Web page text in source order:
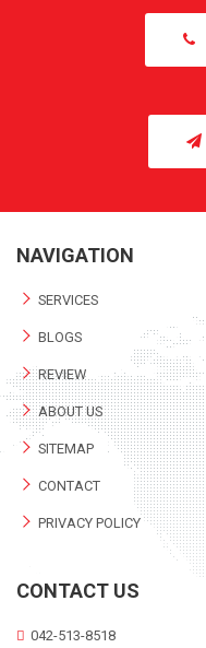
NAVIGATION
SERVICES
BLOGS
REVIEW
ABOUT US
SITEMAP
CONTACT
PRIVACY POLICY
CONTACT US
042-513-8518